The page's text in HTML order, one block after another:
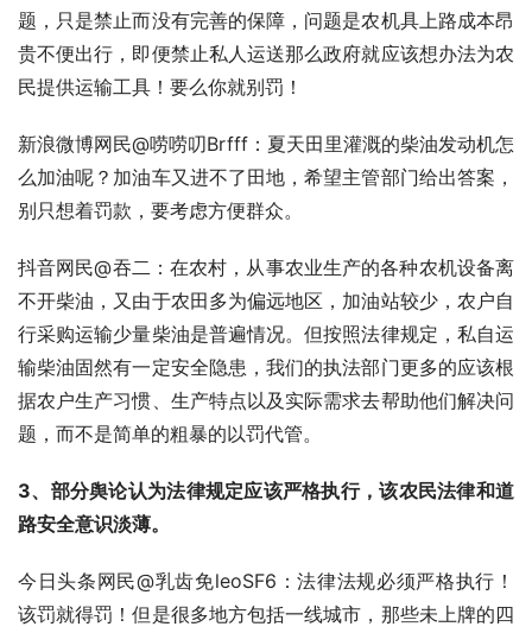
题，只是禁止而没有完善的保障，问题是农机具上路成本昂
贵不便出行，即便禁止私人运送那么政府就应该想办法为农
民提供运输工具！要么你就别罚！
新浪微博网民@唠唠叨Brfff：夏天田里灌溉的柴油发动机怎
么加油呢？加油车又进不了田地，希望主管部门给出答案，
别只想着罚款，要考虑方便群众。
抖音网民@吞二：在农村，从事农业生产的各种农机设备离
不开柴油，又由于农田多为偏远地区，加油站较少，农户自
行采购运输少量柴油是普遍情况。但按照法律规定，私自运
输柴油固然有一定安全隐患，我们的执法部门更多的应该根
据农户生产习惯、生产特点以及实际需求去帮助他们解决问
题，而不是简单的粗暴的以罚代管。
3、部分舆论认为法律规定应该严格执行，该农民法律和道
路安全意识淡薄。
今日头条网民@乳齿免leoSF6：法律法规必须严格执行！
该罚就得罚！但是很多地方包括一线城市，那些未上牌的四